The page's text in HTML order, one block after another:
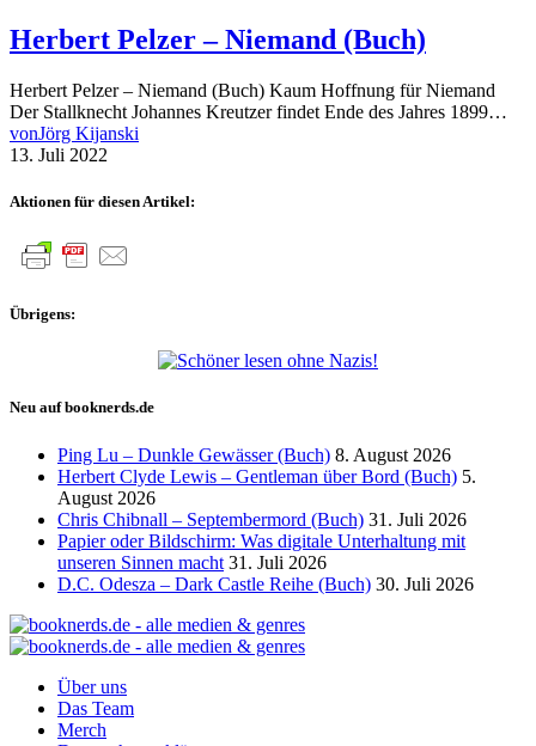
Herbert Pelzer – Niemand (Buch)
Herbert Pelzer – Niemand (Buch) Kaum Hoffnung für Niemand
Der Stallknecht Johannes Kreutzer findet Ende des Jahres 1899…
vonJörg Kijanski
13. Juli 2022
Aktionen für diesen Artikel:
Übrigens:
Neu auf booknerds.de
Ping Lu – Dunkle Gewässer (Buch) 8. August 2026
Herbert Clyde Lewis – Gentleman über Bord (Buch) 5.
August 2026
Chris Chibnall – Septembermord (Buch) 31. Juli 2026
Papier oder Bildschirm: Was digitale Unterhaltung mit
unseren Sinnen macht 31. Juli 2026
D.C. Odesza – Dark Castle Reihe (Buch) 30. Juli 2026
Über uns
Das Team
Merch